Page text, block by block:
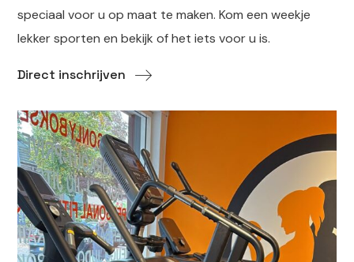
speciaal voor u op maat te maken. Kom een weekje
lekker sporten en bekijk of het iets voor u is.
Direct inschrijven